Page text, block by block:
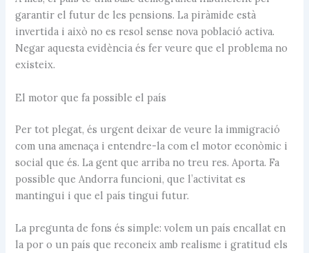
garantir el futur de les pensions. La piràmide està
invertida i això no es resol sense nova població activa.
Negar aquesta evidència és fer veure que el problema no
existeix.
El motor que fa possible el país
Per tot plegat, és urgent deixar de veure la immigració
com una amenaça i entendre-la com el motor econòmic i
social que és. La gent que arriba no treu res. Aporta. Fa
possible que Andorra funcioni, que l’activitat es
mantingui i que el país tingui futur.
La pregunta de fons és simple: volem un país encallat en
la por o un país que reconeix amb realisme i gratitud els